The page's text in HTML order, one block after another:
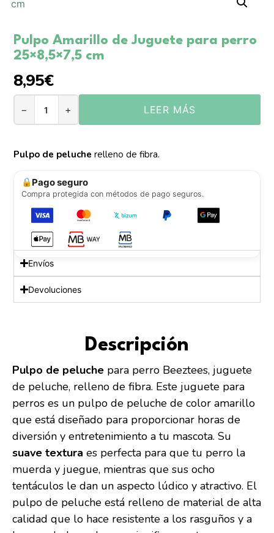
Pulpo Amarillo de Juguete para perro
25×8,5×7,5 cm
8,95€
− + LEER MÁS
Pulpo de peluche relleno de fibra.
🔒 Pago seguro
Compra protegida con métodos de pago seguros.
Envíos
Devoluciones
Descripción
Pulpo de peluche para perro Beeztees, juguete
de peluche, relleno de fibra. Este juguete para
perros es un pulpo de peluche de color amarillo
que está diseñado para proporcionar horas de
diversión y entretenimiento a tu mascota. Su
suave textura es perfecta para que tu perro la
muerda y juegue, mientras que sus ocho
tentáculos le dan un aspecto lúdico y atractivo. El
pulpo de peluche está relleno de material de alta
calidad que lo hace resistente a los rasguños y a